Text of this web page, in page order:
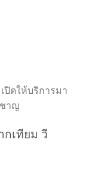
ปิดให้บริการมา
าญ
เทียม วี